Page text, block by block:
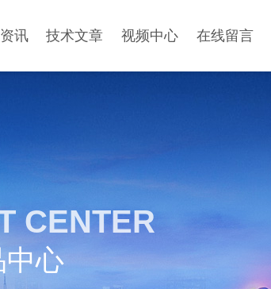
讯 技术文章 视频中心 在线留言
CENTER
中心